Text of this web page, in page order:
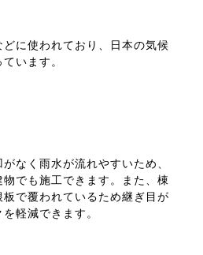
に使われており、日本の気候
います。
なく雨水が流れやすいため、
でも施工できます。また、棟
で覆われているため継ぎ目が
軽減できます。